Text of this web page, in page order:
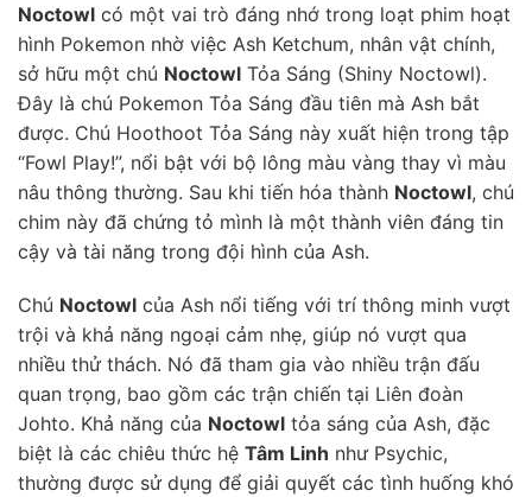
Noctowl có một vai trò đáng nhớ trong loạt phim hoạt
hình Pokemon nhờ việc Ash Ketchum, nhân vật chính,
sở hữu một chú Noctowl Tỏa Sáng (Shiny Noctowl).
Đây là chú Pokemon Tỏa Sáng đầu tiên mà Ash bắt
được. Chú Hoothoot Tỏa Sáng này xuất hiện trong tập
“Fowl Play!”, nổi bật với bộ lông màu vàng thay vì màu
nâu thông thường. Sau khi tiến hóa thành Noctowl, chú
chim này đã chứng tỏ mình là một thành viên đáng tin
cậy và tài năng trong đội hình của Ash.
Chú Noctowl của Ash nổi tiếng với trí thông minh vượt
trội và khả năng ngoại cảm nhẹ, giúp nó vượt qua
nhiều thử thách. Nó đã tham gia vào nhiều trận đấu
quan trọng, bao gồm các trận chiến tại Liên đoàn
Johto. Khả năng của Noctowl tỏa sáng của Ash, đặc
biệt là các chiêu thức hệ Tâm Linh như Psychic,
thường được sử dụng để giải quyết các tình huống khó